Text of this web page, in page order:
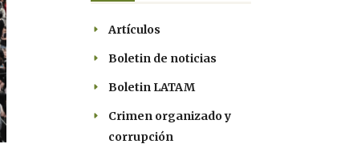
Artículos
Boletin de noticias
Boletin LATAM
Crimen organizado y
corrupción